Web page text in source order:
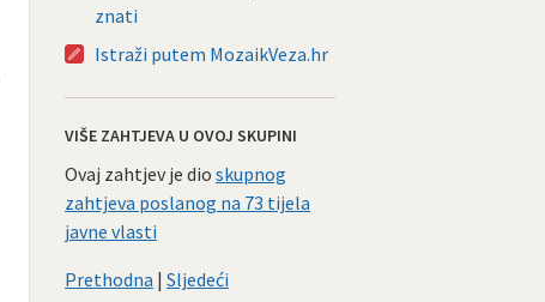
znati
Istraži putem MozaikVeza.hr
VIŠE ZAHTJEVA U OVOJ SKUPINI
Ovaj zahtjev je dio skupnog
zahtjeva poslanog na 73 tijela
javne vlasti
Prethodna | Sljedeći